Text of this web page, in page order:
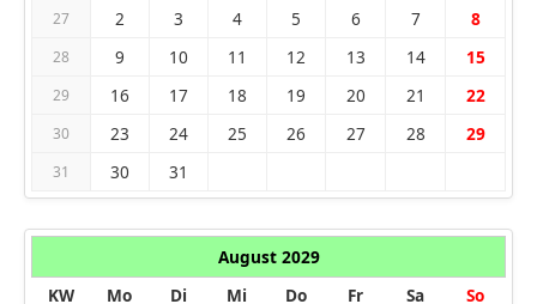
27 2 3 4 5 6 7 8
28 9 10 11 12 13 14 15
29 16 17 18 19 20 21 22
30 23 24 25 26 27 28 29
31 30 31
August 2029
KW
Mo Di Mi Do Fr Sa So